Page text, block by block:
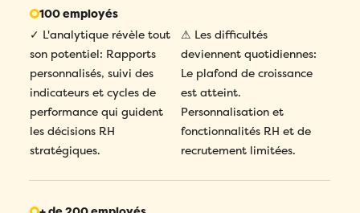
100 employés
✓ L'analytique révèle tout
son potentiel: Rapports
personnalisés, suivi des
indicateurs et cycles de
performance qui guident
les décisions RH
stratégiques.
⚠ Les difficultés
deviennent quotidiennes:
Le plafond de croissance
est atteint.
Personnalisation et
fonctionnalités RH et de
recrutement limitées.